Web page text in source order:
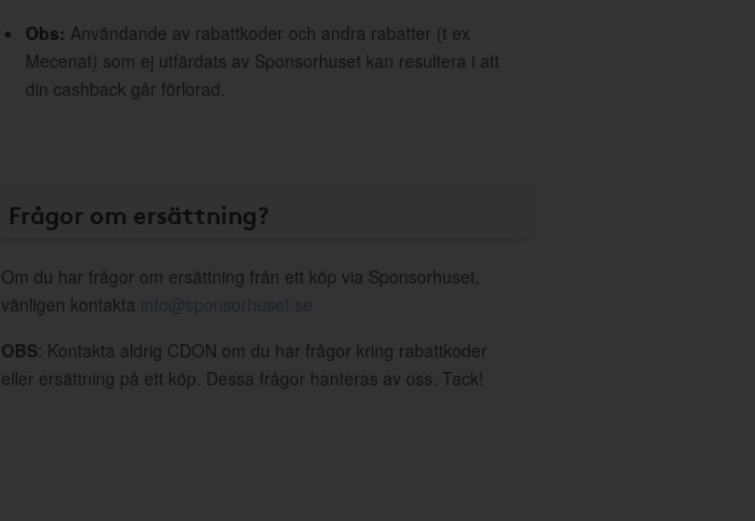
Obs: Användande av rabattkoder och andra rabatter (t ex
Mecenat) som ej utfärdats av Sponsorhuset kan resultera i att
din cashback går förlorad.
Frågor om ersättning?
Om du har frågor om ersättning från ett köp via Sponsorhuset,
vänligen kontakta info@sponsorhuset.se
OBS: Kontakta aldrig CDON om du har frågor kring rabattkoder
eller ersättning på ett köp. Dessa frågor hanteras av oss. Tack!